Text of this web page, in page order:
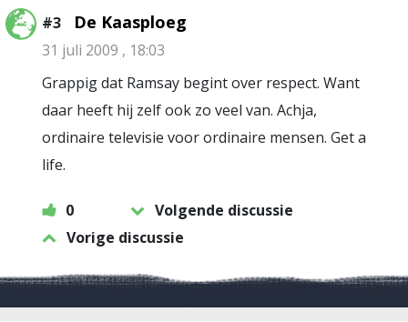
#3 De Kaasploeg
31 juli 2009 , 18:03
Grappig dat Ramsay begint over respect. Want
daar heeft hij zelf ook zo veel van. Achja,
ordinaire televisie voor ordinaire mensen. Get a
life.
0
Volgende discussie
Vorige discussie